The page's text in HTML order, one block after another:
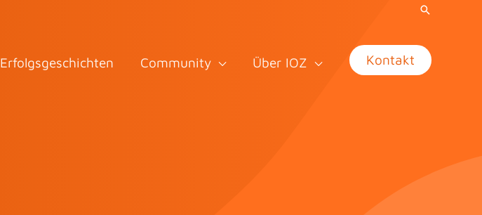
Erfolgsgeschichten Community Über IOZ Kontakt